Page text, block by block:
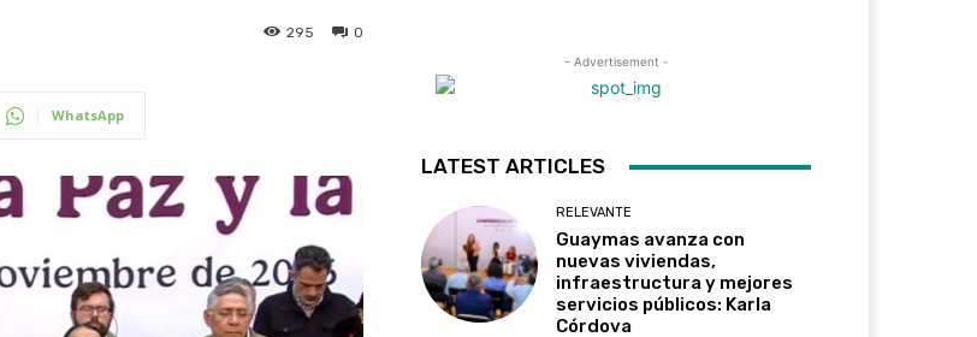
0
295
WhatsApp
- Advertisement -
LATEST ARTICLES
RELEVANTE
Guaymas avanza con
nuevas viviendas,
infraestructura y mejores
servicios públicos: Karla
Córdova